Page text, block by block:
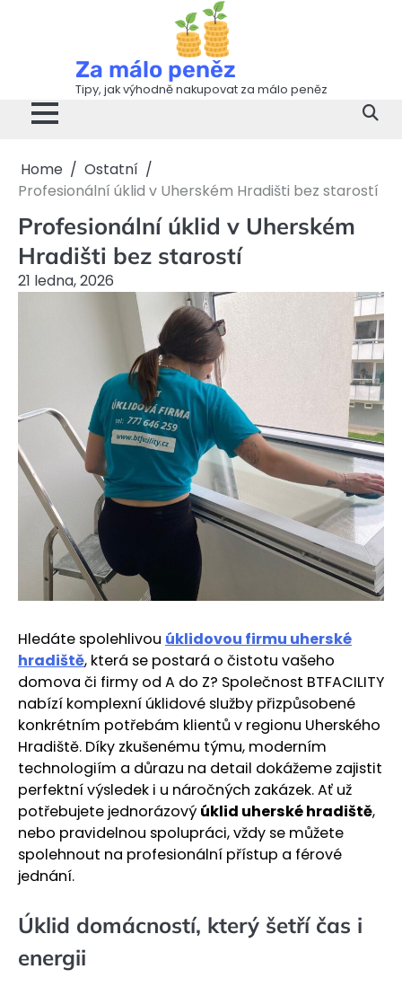
Za málo peněz
Tipy, jak výhodně nakupovat za málo peněz
Home
Ostatní
Profesionální úklid v Uherském Hradišti bez starostí
Profesionální úklid v Uherském
Hradišti bez starostí
21 ledna, 2026
Hledáte spolehlivou úklidovou firmu uherské
hradiště, která se postará o čistotu vašeho
domova či firmy od A do Z? Společnost BTFACILITY
nabízí komplexní úklidové služby přizpůsobené
konkrétním potřebám klientů v regionu Uherského
Hradiště. Díky zkušenému týmu, moderním
technologiím a důrazu na detail dokážeme zajistit
perfektní výsledek i u náročných zakázek. Ať už
potřebujete jednorázový úklid uherské hradiště,
nebo pravidelnou spolupráci, vždy se můžete
spolehnout na profesionální přístup a férové
jednání.
Úklid domácností, který šetří čas i
energii